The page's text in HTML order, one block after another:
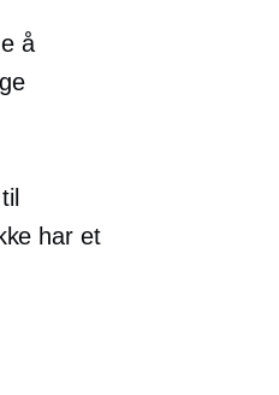
å
har et